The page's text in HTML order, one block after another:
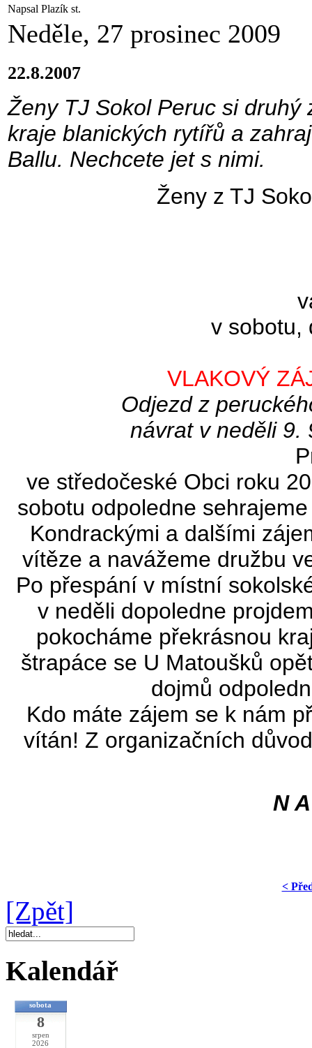
Napsal Plazík st.
Neděle, 27 prosinec 2009
22.8.2007
Ženy TJ Sokol Peruc si
kraje blanických rytířů a
Ballu. Nechcete jet s nimi.
Ženy z TJ
v sobotu,
VLAKOVÝ
Odjezd z
návrat v neděli 9.
ve středočeské Obci roku
sobotu odpoledne
Kondrackými a dalšími
vítěze a navážeme družbu
Po přespání v místní
v neděli dopoledne
pokocháme překrásnou
štrapáce se U Matoušků
dojmů
Kdo máte zájem se k nám
vítán! Z organizačních
N
<
[Zpět]
Kalendář
sobota
8
srpen
2026